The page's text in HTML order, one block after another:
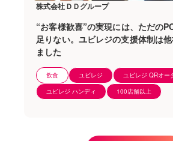
株式会社ＤＤグループ
“お客様歓喜”の実現には、ただの
足りない。ユビレジの支援体制は
ました
飲食 ユビレジ
ユビレジ QRオー
ユビレジ ハンディ
100店舗以上